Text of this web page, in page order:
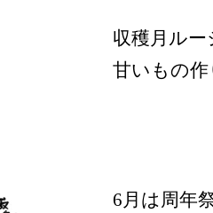
収穫月ルー
甘いもの作
6月は周年